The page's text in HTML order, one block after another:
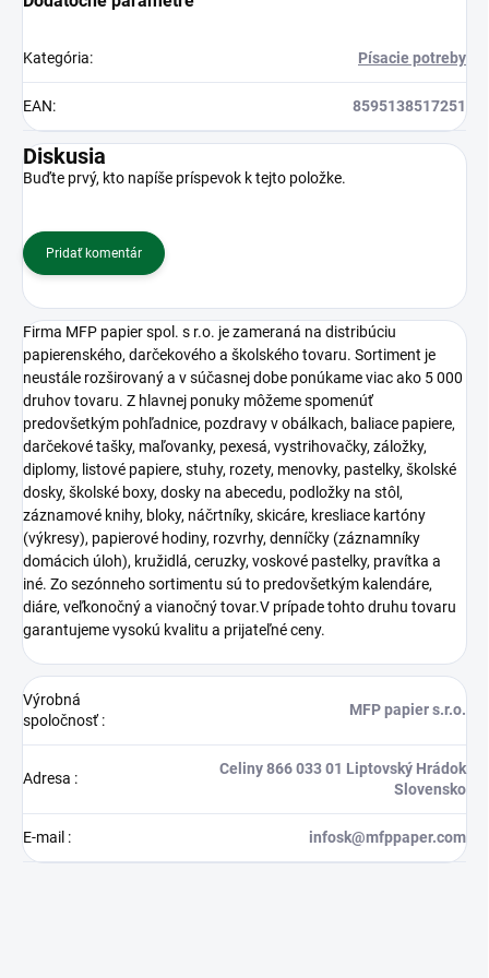
Kategória: Písacie potreby
EAN: 8595138517251
Diskusia
Buďte prvý, kto napíše príspevok k tejto položke.
Pridať komentár
Firma MFP papier spol. s r.o. je zameraná na distribúciu
papierenského, darčekového a školského tovaru. Sortiment je
neustále rozširovaný a v súčasnej dobe ponúkame viac ako 5 000
druhov tovaru. Z hlavnej ponuky môžeme spomenúť
predovšetkým pohľadnice, pozdravy v obálkach, baliace papiere,
darčekové tašky, maľovanky, pexesá, vystrihovačky, záložky,
diplomy, listové papiere, stuhy, rozety, menovky, pastelky, školské
dosky, školské boxy, dosky na abecedu, podložky na stôl,
záznamové knihy, bloky, náčrtníky, skicáre, kresliace kartóny
(výkresy), papierové hodiny, rozvrhy, denníčky (záznamníky
domácich úloh), kružidlá, ceruzky, voskové pastelky, pravítka a
iné. Zo sezónneho sortimentu sú to predovšetkým kalendáre,
diáre, veľkonočný a vianočný tovar.V prípade tohto druhu tovaru
garantujeme vysokú kvalitu a prijateľné ceny.
Výrobná
spoločnosť:
MFP papier s.r.o.
Adresa :
Celiny 866 033 01 Liptovský Hrádok
Slovensko
E-mail : infosk@mfppaper.com